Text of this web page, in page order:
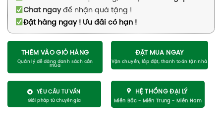
Chat ngayđể nhận quà tặng !
Đặt hàng ngay ! Ưu đãi có hạn !
THÊM VÀO GIỎ HÀNG ĐẶT MUA NGAY
YÊU CẦU TƯ VẤN HỆ THỐNG ĐẠI LÝ